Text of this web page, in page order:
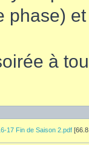
phase)
à
17 Fin de Saison 2.pdf